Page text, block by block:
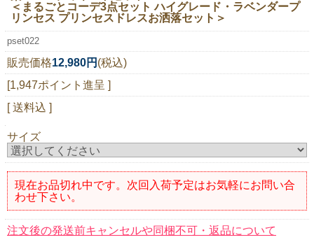
＜まるごとコーデ3点セット ハイグレード・ラベンダープ
リンセス プリンセスドレスお洒落セット＞
pset022
販売価格12,980円 (税込)
[1,947ポイント進呈 ]
[ 送料込 ]
サイズ
現在お品切れ中です。次回入荷予定はお気軽にお問い合
わせ下さい。
注文後の発送前キャンセルや同梱不可・返品について
当店は持続可能な開発目標「SDGs」を推進しています。